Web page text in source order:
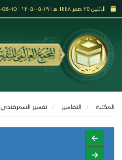
الاثنين ٢٥ صفر ١٤٤٨ هـ | ۱۹-۰۵-۱۴۰۵ | 10-08-2026
المكتبة التفاسير تفسير السمرقندي